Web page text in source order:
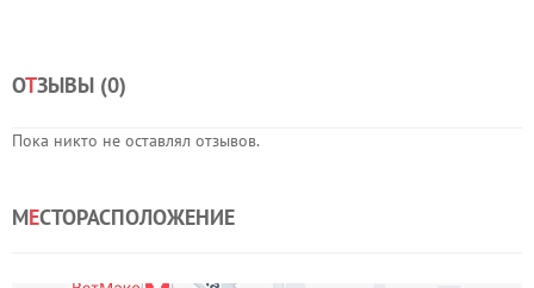
ОТЗЫВЫ (0)
Пока никто не оставлял отзывов.
МЕСТОРАСПОЛОЖЕНИЕ